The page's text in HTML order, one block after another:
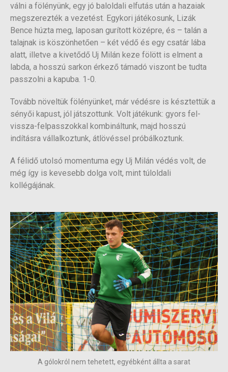
válni a fölényünk, egy jó baloldali elfutás után a hazaiak
megszerezték a vezetést. Egykori játékosunk, Lizák
Bence húzta meg, laposan gurított középre, és – talán a
talajnak is köszönhetően – két védő és egy csatár lába
alatt, illetve a kivetődő Uj Milán keze fölött is elment a
labda, a hosszú sarkon érkező támadó viszont be tudta
passzolni a kapuba. 1-0.
Tovább növeltük fölényünket, már védésre is késztettük a
sényői kapust, jól játszottunk. Volt játékunk: gyors fel-
vissza-felpasszokkal kombináltunk, majd hosszú
indításra vállalkoztunk, átlövéssel próbálkoztunk.
A félidő utolsó momentuma egy Uj Milán védés volt, de
még így is kevesebb dolga volt, mint túloldali
kollégájának.
A gólokról nem tehetett, egyébként állta a sarat